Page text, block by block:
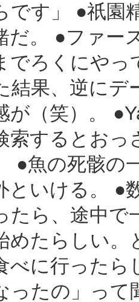
です」 ●祇園
だ。 ●ファー
でろくにや
結果、逆にデ
が（笑）。
索するとお
●魚の死骸の
といける。 ●
たら、途中で
めたらしい。
べに行ったら
ったの」って